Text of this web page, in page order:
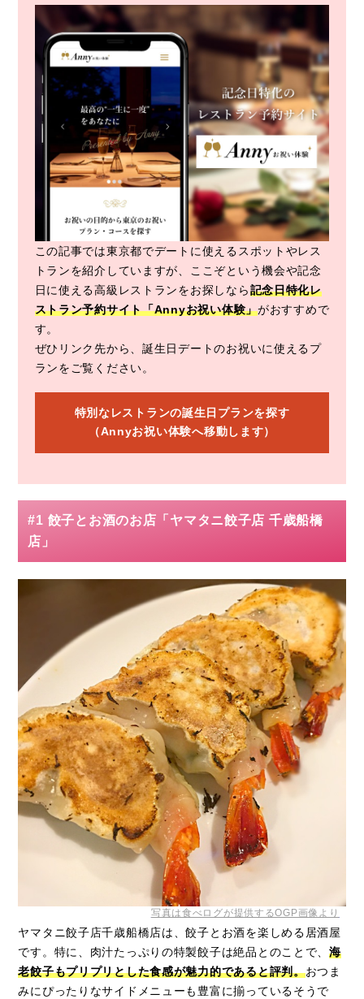
この記事では東京都でデートに使えるスポットやレス
トランを紹介していますが、ここぞという機会や記念
日に使える高級レストランをお探しなら記念日特化レ
ストラン予約サイト「Annyお祝い体験」がおすすめで
す。
ぜひリンク先から、誕生日デートのお祝いに使えるプ
ランをご覧ください。
特別なレストランの誕生日プランを探す
（Annyお祝い体験へ移動します）
#1 餃子とお酒のお店「ヤマタニ餃子店 千歳船橋
店」
写真は食べログが提供するOGP画像より
ヤマタニ餃子店千歳船橋店は、餃子とお酒を楽しめる居酒屋
です。特に、肉汁たっぷりの特製餃子は絶品とのことで、海
老餃子もプリプリとした食感が魅力的であると評判。おつま
みにぴったりなサイドメニューも豊富に揃っているそうで